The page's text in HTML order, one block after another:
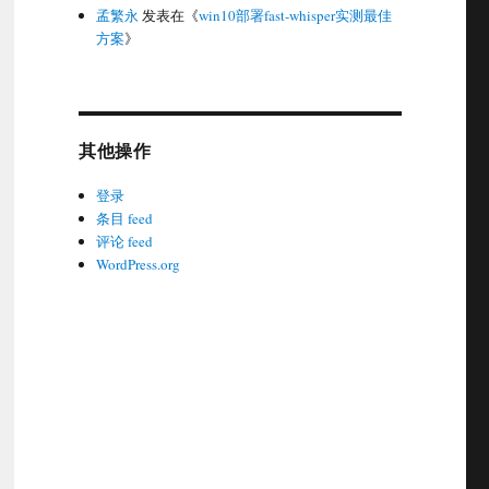
孟繁永 发表在《win10部署fast-whisper实测最佳
方案》
其他操作
登录
条目 feed
评论 feed
WordPress.org